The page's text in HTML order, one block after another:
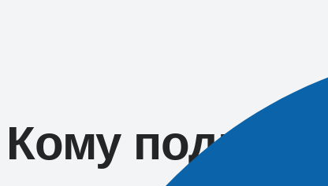
Кому